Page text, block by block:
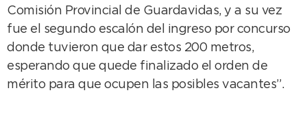
Comisión Provincial de Guardavidas, y a su vez
fue el segundo escalón del ingreso por concurso
donde tuvieron que dar estos 200 metros,
esperando que quede finalizado el orden de
mérito para que ocupen las posibles vacantes”.